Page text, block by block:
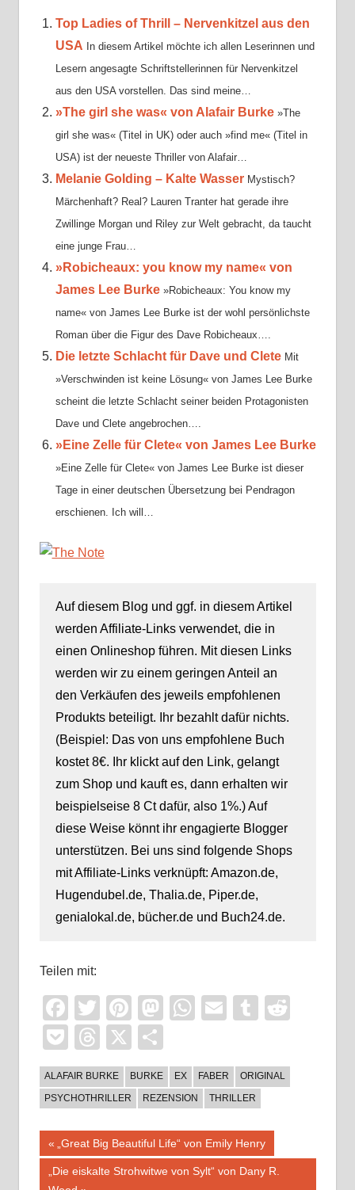
Top Ladies of Thrill – Nervenkitzel aus den
USA In diesem Artikel möchte ich allen Leserinnen und
Lesern angesagte Schriftstellerinnen für Nervenkitzel
aus den USA vorstellen. Das sind meine…
»The girl she was« von Alafair Burke »The
girl she was« (Titel in UK) oder auch »find me« (Titel in
USA) ist der neueste Thriller von Alafair…
Melanie Golding – Kalte Wasser Mystisch?
Märchenhaft? Real? Lauren Tranter hat gerade ihre
Zwillinge Morgan und Riley zur Welt gebracht, da taucht
eine junge Frau…
»Robicheaux: you know my name« von
James Lee Burke »Robicheaux: You know my
name« von James Lee Burke ist der wohl persönlichste
Roman über die Figur des Dave Robicheaux….
Die letzte Schlacht für Dave und Clete Mit
»Verschwinden ist keine Lösung« von James Lee Burke
scheint die letzte Schlacht seiner beiden Protagonisten
Dave und Clete angebrochen….
»Eine Zelle für Clete« von James Lee Burke
»Eine Zelle für Clete« von James Lee Burke ist dieser
Tage in einer deutschen Übersetzung bei Pendragon
erschienen. Ich will…
Auf diesem Blog und ggf. in diesem Artikel
werden Affiliate-Links verwendet, die in
einen Onlineshop führen. Mit diesen Links
werden wir zu einem geringen Anteil an
den Verkäufen des jeweils empfohlenen
Produkts beteiligt. Ihr bezahlt dafür nichts.
(Beispiel: Das von uns empfohlene Buch
kostet 8€. Ihr klickt auf den Link, gelangt
zum Shop und kauft es, dann erhalten wir
beispielseise 8 Ct dafür, also 1%.) Auf
diese Weise könnt ihr engagierte Blogger
unterstützen. Bei uns sind folgende Shops
mit Affiliate-Links verknüpft: Amazon.de,
Hugendubel.de, Thalia.de, Piper.de,
genialokal.de, bücher.de und Buch24.de.
Teilen mit:
Facebook
TwitterPinterest
Mastodon
WhatsApp
EmailTumblr
PocketThreads
X
ALAFAIR BURKE BURKE EX FABER
ORIGINAL
PSYCHOTHRILLER
REZENSION THRILLER
Beitragsnavigation
Vorheriger
Beitrag:
„Great Big Beautiful Life“ von Emily Henry
Nächster
„Die eiskalte Strohwitwe von Sylt“ von Dany R.